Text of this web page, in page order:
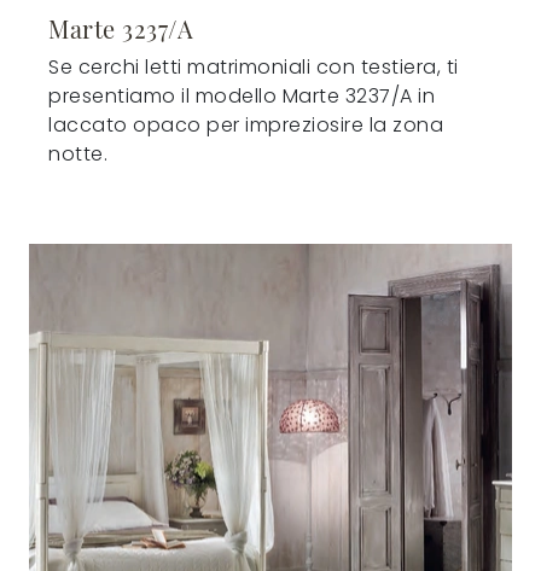
Marte 3237/A
Se cerchi letti matrimoniali con testiera, ti
presentiamo il modello Marte 3237/A in
laccato opaco per impreziosire la zona
notte.